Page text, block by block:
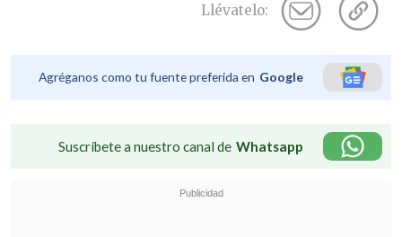
Llévatelo:
Agréganos como tu fuente preferida en Google
Suscríbete a nuestro canal de Whatsapp